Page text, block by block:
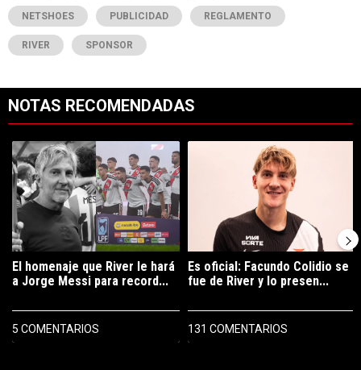
NETSHOES PUBLICIDAD REGLAMENTO
RIVER SPONSOR
NOTAS RECOMENDADAS
Un artículo de tendencia con el título "El homenaje que River le
El homenaje que River le hará
a Jorge Messi para record...
5 COMENTARIOS
Un artículo de tendencia con el
Es oficial: Facundo Colidio se
fue de River y lo presen...
131 COMENTARIOS